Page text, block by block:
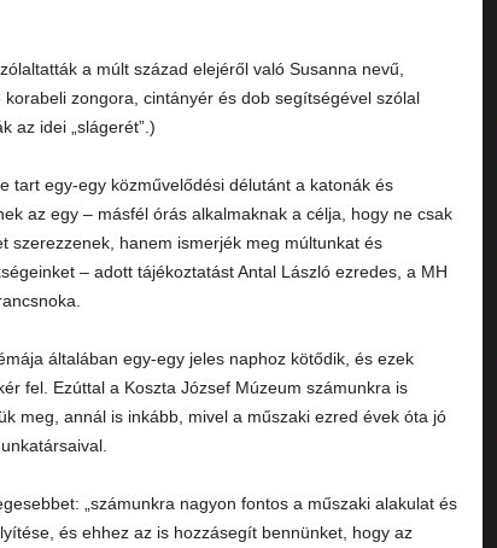
a múlt század elejéről való Susanna nevű,
korabeli zongora, cintányér és dob segítségével szólal
az idei „slágerét”.)
tart egy-egy közművelődési délutánt a katonák és
az egy – másfél órás alkalmaknak a célja, hogy ne csak
szerezzenek, hanem ismerjék meg múltunkat és
– adott tájékoztatást Antal László ezredes, a MH
általában egy-egy jeles naphoz kötődik, és ezek
fel. Ezúttal a Koszta József Múzeum számunkra is
meg, annál is inkább, mivel a műszaki ezred évek óta jó
„számunkra nagyon fontos a műszaki alakulat és
és ehhez az is hozzásegít bennünket, hogy az